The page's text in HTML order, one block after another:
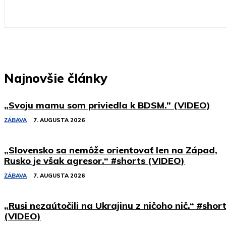
Najnovšie články
„Svoju mamu som priviedla k BDSM.” (VIDEO)
ZÁBAVA 7. AUGUSTA 2026
„Slovensko sa nemôže orientovať len na Západ,
Rusko je však agresor.“ #shorts (VIDEO)
ZÁBAVA 7. AUGUSTA 2026
„Rusi nezaútočili na Ukrajinu z ničoho nič.“
(VIDEO)